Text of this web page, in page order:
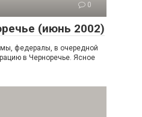
0
(июнь 2002)
федералы, в очеред­ной
в Черноречье. Яс­ное